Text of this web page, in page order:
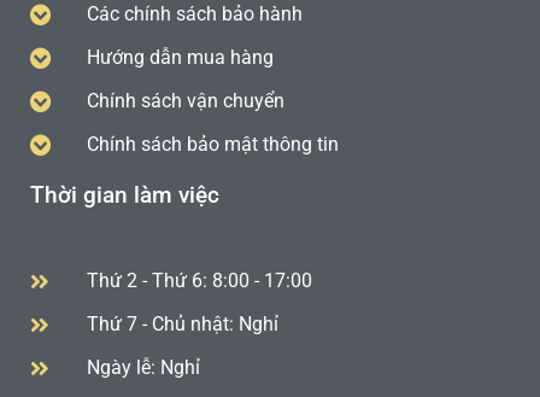
Các chính sách bảo hành
Hướng dẫn mua hàng
Chính sách vận chuyển
Chính sách bảo mật thông tin
Thời gian làm việc
Thứ 2 - Thứ 6: 8:00 - 17:00
Thứ 7 - Chủ nhật: Nghỉ
Ngày lễ: Nghỉ